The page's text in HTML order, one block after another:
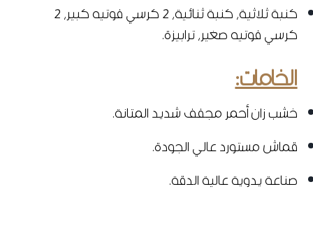
كنبة ثلاثية، كنبة ثنائية، 2 كرسي فوتيه كبير، 2
كرسي فوتيه صغير، ترابيزة.
الخامات:
خشب زان أحمر مجفف شديد المتانة.
قماش مستورد عالي الجودة.
صناعة يدوية عالية الدقة.